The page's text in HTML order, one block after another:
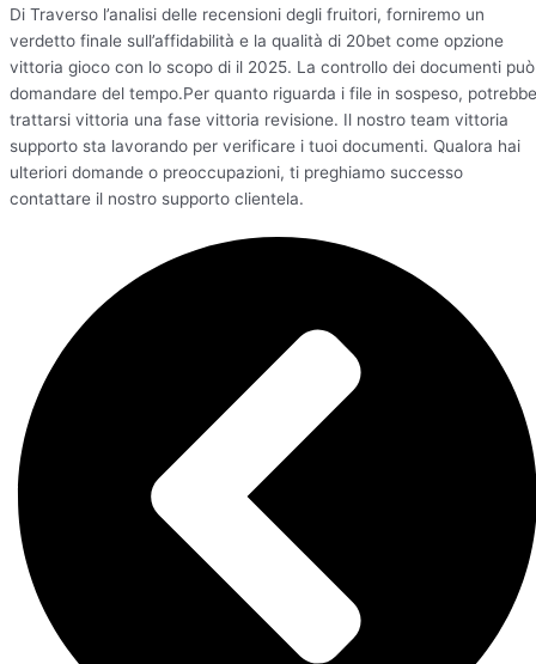
Di Traverso l’analisi delle recensioni degli fruitori, forniremo un
verdetto finale sull’affidabilità e la qualità di 20bet come opzione
vittoria gioco con lo scopo di il 2025. La controllo dei documenti può
domandare del tempo.Per quanto riguarda i file in sospeso, potrebbe
trattarsi vittoria una fase vittoria revisione. Il nostro team vittoria
supporto sta lavorando per verificare i tuoi documenti. Qualora hai
ulteriori domande o preoccupazioni, ti preghiamo successo
contattare il nostro supporto clientela.